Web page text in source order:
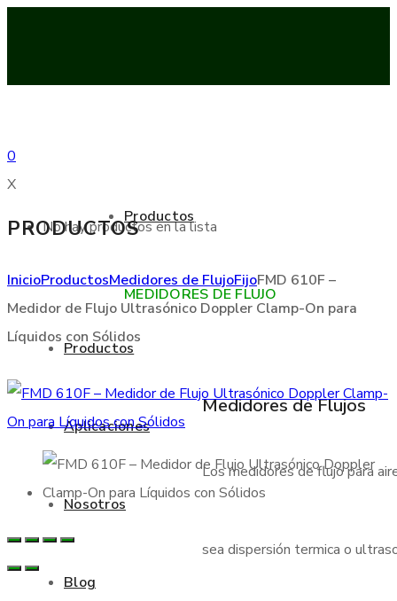
0
X
No hay productos en la lista
Productos
Aplicaciones
Nosotros
Blog
Productos
MEDIDORES DE FLUJO
Medidores de Flujos
Los medidores de flujo para
sea dispersión termica o
PRODUCTOS
InicioProductosMedidores de FlujoFijoFMD 610F –
Medidor de Flujo Ultrasónico Doppler Clamp-On para
Líquidos con Sólidos